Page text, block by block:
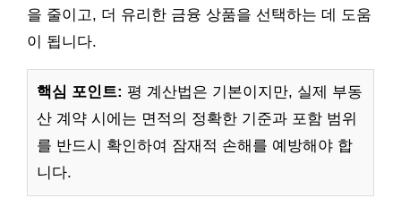
을 줄이고, 더 유리한 금융 상품을 선택하는 데 도움
이 됩니다.
핵심 포인트: 평 계산법은 기본이지만, 실제 부동
산 계약 시에는 면적의 정확한 기준과 포함 범위
를 반드시 확인하여 잠재적 손해를 예방해야 합
니다.